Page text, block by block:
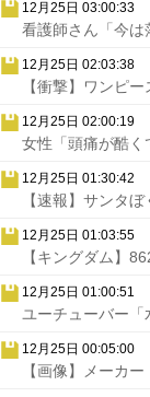
12月25日 03:00:33
看護師さん「今は
12月25日 02:03:38
【衝撃】ワンピ
12月25日 02:00:19
女性「頭痛が酷く
12月25日 01:30:42
【速報】サンタ
12月25日 01:03:55
【キングダム】
12月25日 01:00:51
ユーチューバー「
12月25日 00:05:00
【画像】メーカ